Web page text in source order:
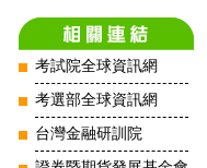
考試院全球資訊網
考選部全球資訊網
台灣金融研訓院